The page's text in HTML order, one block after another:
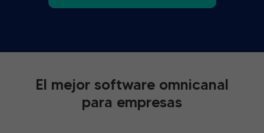
El mejor software omnicanal
para empresas